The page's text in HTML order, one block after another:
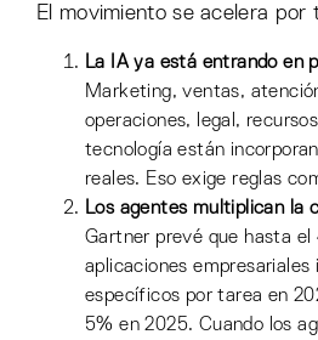
El movimiento se acelera por
La IA ya está entrando en
Marketing, ventas,
operaciones, legal,
tecnología están
reales. Eso exige reglas
Los agentes multiplican la
Gartner prevé que hasta el
aplicaciones
específicos por tarea en
5% en 2025. Cuando los